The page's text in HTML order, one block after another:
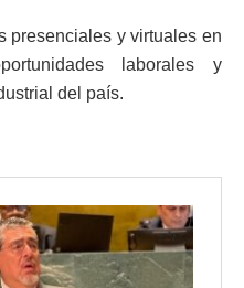
presenciales y virtuales en
laborales y
del país.